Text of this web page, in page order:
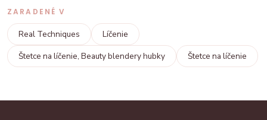
ZARADENÉ V
Real Techniques
Líčenie
Štetce na líčenie, Beauty blendery hubky
Štetce na líčenie